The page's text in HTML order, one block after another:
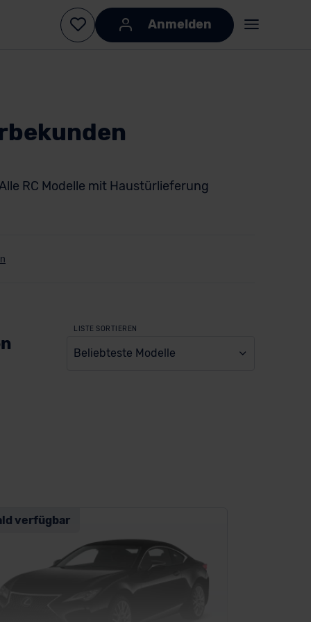
Anmelden
RC Modelle mit Haustürlieferung
LISTE SORTIEREN
Beliebteste Modelle
verfügbar